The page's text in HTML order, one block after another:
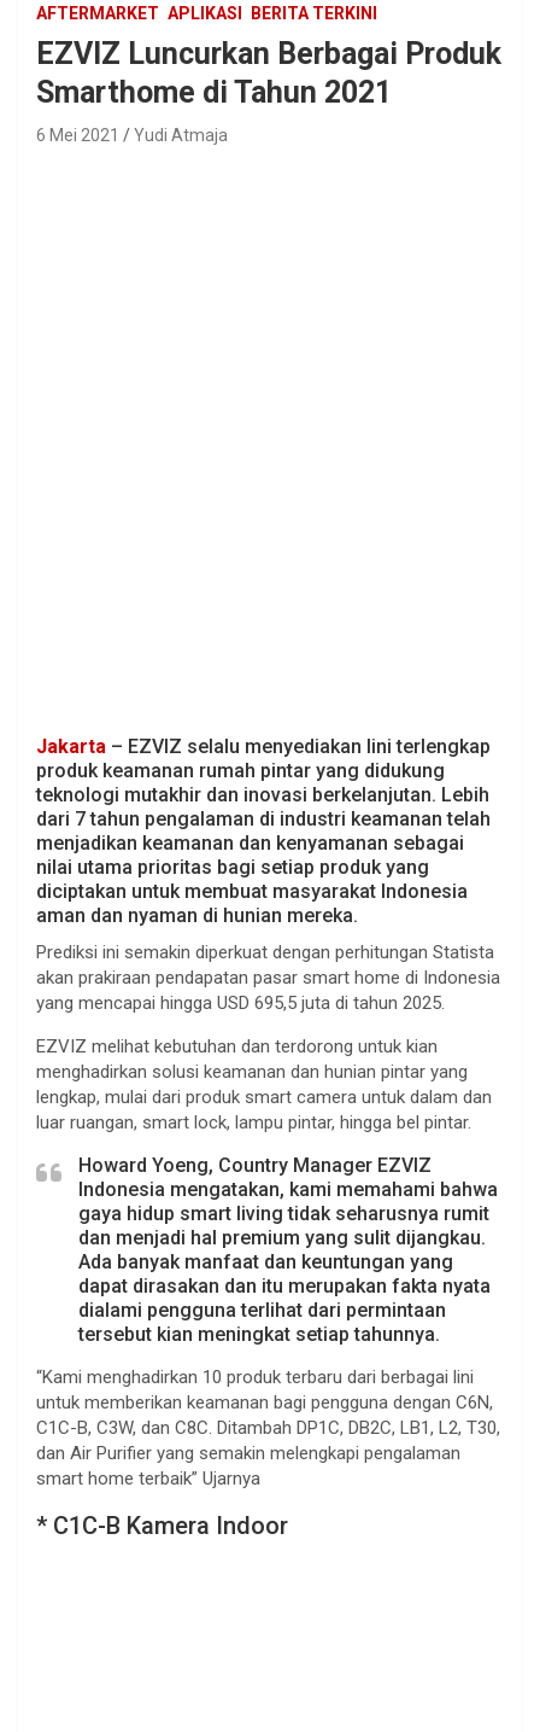
AFTERMARKET APLIKASI BERITA TERKINI
EZVIZ Luncurkan Berbagai Produk
Smarthome di Tahun 2021
6 Mei 2021 Yudi Atmaja
Jakarta – EZVIZ selalu menyediakan lini terlengkap
produk keamanan rumah pintar yang didukung
teknologi mutakhir dan inovasi berkelanjutan. Lebih
dari 7 tahun pengalaman di industri keamanan telah
menjadikan keamanan dan kenyamanan sebagai
nilai utama prioritas bagi setiap produk yang
diciptakan untuk membuat masyarakat Indonesia
aman dan nyaman di hunian mereka.
Prediksi ini semakin diperkuat dengan perhitungan Statista
akan prakiraan pendapatan pasar smart home di Indonesia
yang mencapai hingga USD 695,5 juta di tahun 2025.
EZVIZ melihat kebutuhan dan terdorong untuk kian
menghadirkan solusi keamanan dan hunian pintar yang
lengkap, mulai dari produk smart camera untuk dalam dan
luar ruangan, smart lock, lampu pintar, hingga bel pintar.
Howard Yoeng, Country Manager EZVIZ
Indonesia mengatakan, kami memahami bahwa
gaya hidup smart living tidak seharusnya rumit
dan menjadi hal premium yang sulit dijangkau.
Ada banyak manfaat dan keuntungan yang
dapat dirasakan dan itu merupakan fakta nyata
dialami pengguna terlihat dari permintaan
tersebut kian meningkat setiap tahunnya.
“Kami menghadirkan 10 produk terbaru dari berbagai lini
untuk memberikan keamanan bagi pengguna dengan C6N,
C1C-B, C3W, dan C8C. Ditambah DP1C, DB2C, LB1, L2, T30,
dan Air Purifier yang semakin melengkapi pengalaman
smart home terbaik” Ujarnya
* C1C-B Kamera Indoor